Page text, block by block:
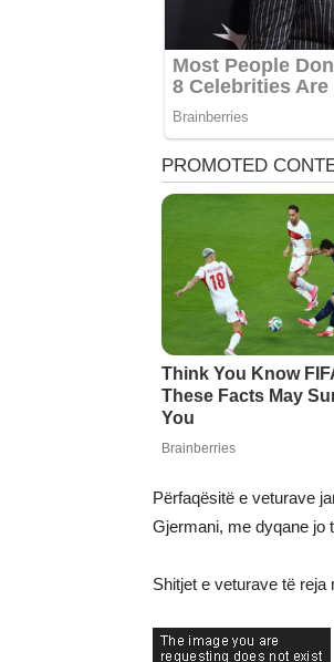
Përfaqësitë e veturave
Gjermani, me dyqane jo
Shitjet e veturave të reja